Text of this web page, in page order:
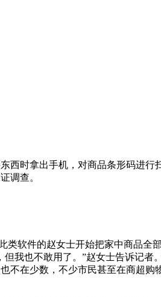
西时拿出手机，对商品条形码进行
调查。
软件的赵女士开始把家中商品全
我也不敢用了。”赵女士告诉记者
不在少数，不少市民甚至在商超购